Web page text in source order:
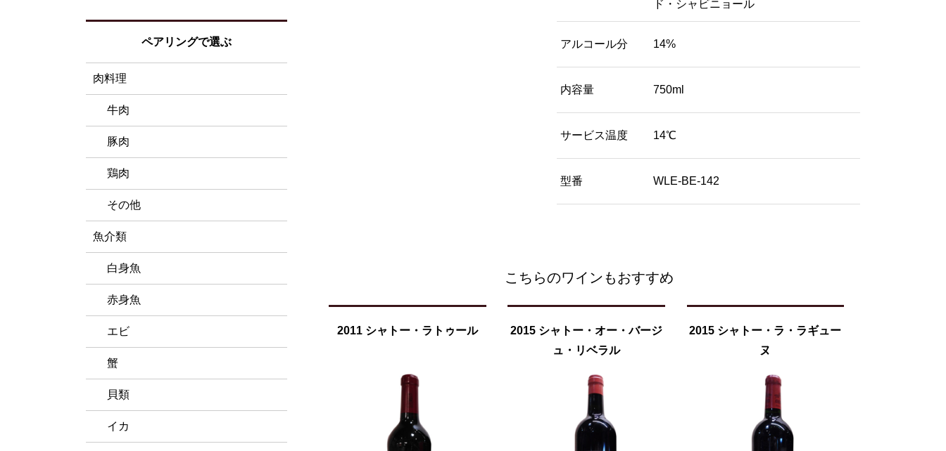
ド・シャビニョール
アルコール分 14%
内容量 750ml
サービス温度 14℃
型番 WLE-BE-142
こちらのワインもおすすめ
2011 シャトー・ラトゥール
2015 シャトー・オー・バージ
ュ・リベラル
2015 シャトー・ラ・ラギュー
ヌ
ペアリングで選ぶ
肉料理
牛肉
豚肉
鶏肉
その他
魚介類
白身魚
赤身魚
エビ
蟹
貝類
イカ